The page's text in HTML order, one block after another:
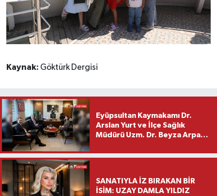
Kaynak: Göktürk Dergisi
Eyüpsultan Kaymakamı Dr.
Arslan Yurt ve İlçe Sağlık
Müdürü Uzm. Dr. Beyza Arpacı
Ziyareti
SANATIYLA İZ BIRAKAN BİR
İSİM: UZAY DAMLA YILDIZ